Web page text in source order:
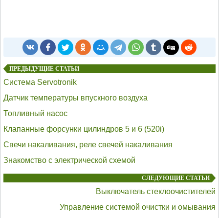
ПРЕДЫДУЩИЕ СТАТЬИ
Система Servotronik
Датчик температуры впускного воздуха
Топливный насос
Клапанные форсунки цилиндров 5 и 6 (520i)
Свечи накаливания, реле свечей накаливания
Знакомство с электрической схемой
СЛЕДУЮЩИЕ СТАТЬИ
Выключатель стеклоочистителей
Управление системой очистки и омывания